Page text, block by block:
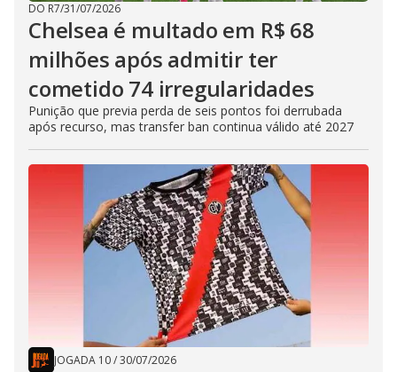
DO R7/31/07/2026
Chelsea é multado em R$ 68
milhões após admitir ter
cometido 74 irregularidades
Punição que previa perda de seis pontos foi derrubada
após recurso, mas transfer ban continua válido até 2027
JOGADA 10/30/07/2026